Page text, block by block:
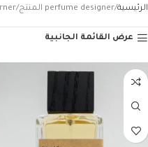
الرئيسية perfume designer المنتج
عرض القائمة الجانبية